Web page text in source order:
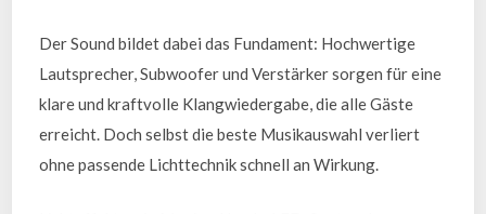
Der Sound bildet dabei das Fundament: Hochwertige
Lautsprecher, Subwoofer und Verstärker sorgen für eine
klare und kraftvolle Klangwiedergabe, die alle Gäste
erreicht. Doch selbst die beste Musikauswahl verliert
ohne passende Lichttechnik schnell an Wirkung.